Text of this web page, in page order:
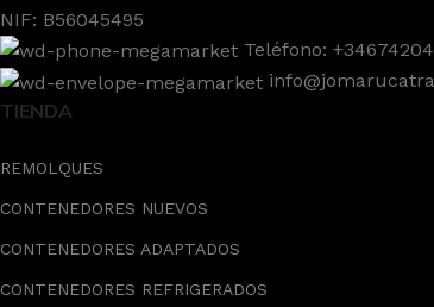
NIF: B56045495
Teléfono:
TIENDA
REMOLQUES
CONTENEDORES NUEVOS
CONTENEDORES ADAPTADOS
CONTENEDORES REFRIGERADOS